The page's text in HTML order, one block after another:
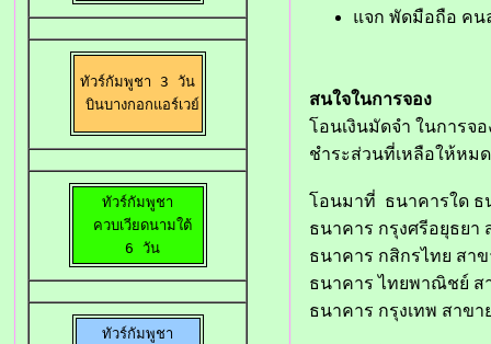
ทัวร์กัมพูชา 3 วัน
บินบางกอกแอร์เวย์
ทัวร์กัมพูชา
  ควบเวียดนามใต้
6 วัน
ทัวร์กัมพูชา
แจก พัดมือถือ คน
สนใจในการจอง
โอนเงินมัดจำ ในการจ
ชำระส่วนที่เหลือให้หม
โอนมาที่ ธนาคารใด ธ
ธนาคาร กรุงศรีอยุธยา
ธนาคาร กสิกรไทย สา
ธนาคาร ไทยพาณิชย์ ส
ธนาคาร กรุงเทพ สาข